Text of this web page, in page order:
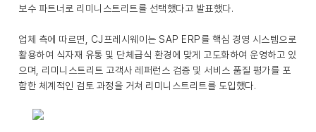
보수 파트너로 리미니스트리트를 선택했다고 발표했다.
업체 측에 따르면, CJ프레시웨이는 SAP ERP를 핵심 경영 시스템으로
활용하여 식자재 유통 및 단체급식 환경에 맞게 고도화하여 운영하고 있
으며, 리미니스트리트 고객사 레퍼런스 검증 및 서비스 품질 평가를 포
함한 체계적인 검토 과정을 거쳐 리미니스트리트를 도입했다.